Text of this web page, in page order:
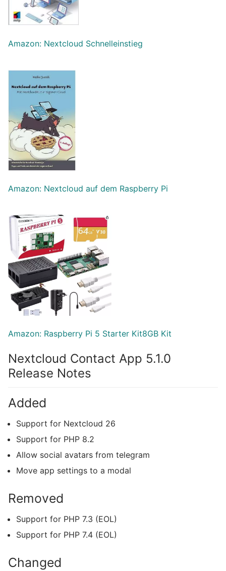
Amazon: Nextcloud Schnelleinstieg
Amazon: Nextcloud auf dem Raspberry Pi
Amazon: Raspberry Pi 5 Starter Kit8GB Kit
Nextcloud Contact App 5.1.0
Release Notes
Added
Support for Nextcloud 26
Support for PHP 8.2
Allow social avatars from telegram
Move app settings to a modal
Removed
Support for PHP 7.3 (EOL)
Support for PHP 7.4 (EOL)
Changed